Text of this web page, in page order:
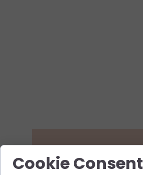
Cookie Consent